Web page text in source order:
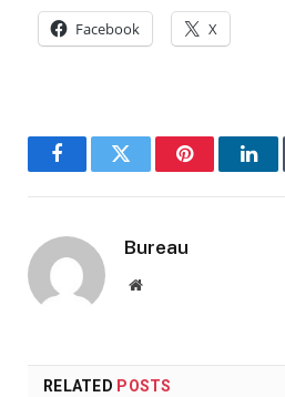
Facebook X
FacebookTwitter Pinterest
Bureau
Website
RELATED POSTS